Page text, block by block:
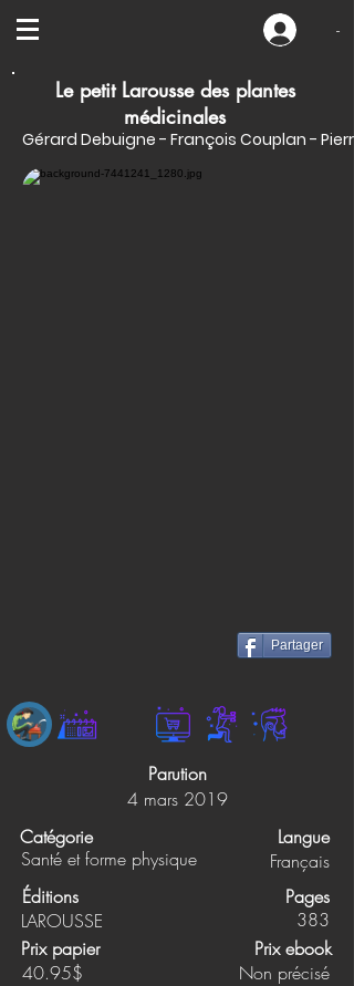
-
Le petit Larousse des plantes
médicinales
Gérard Debuigne - François Couplan -
Partager
Parution
4 mars 2019
Catégorie
Santé et forme physique
Langue
Français
Éditions
LAROUSSE
Pages
383
Prix papier
Prix ebook
40.95$
Non précisé